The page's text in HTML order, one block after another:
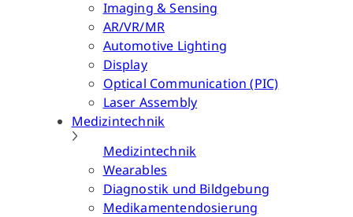
Imaging & Sensing
AR/VR/MR
Automotive Lighting
Display
Optical Communication (PIC)
Laser Assembly
Medizintechnik
Medizintechnik
Wearables
Diagnostik und Bildgebung
Medikamentendosierung